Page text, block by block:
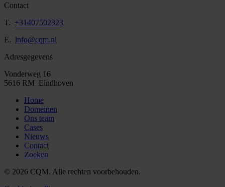
Contact
T. +31407502323
E. info@cqm.nl
Adresgegevens
Vonderweg 16
5616 RM Eindhoven
Home
Domeinen
Ons team
Cases
Nieuws
Contact
Zoeken
© 2026 CQM. Alle rechten voorbehouden.